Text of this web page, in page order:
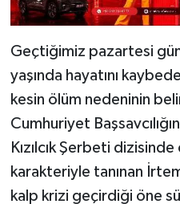
Geçtiğimiz pazartesi
yaşında hayatını
kesin ölüm nedeninin
Cumhuriyet
Kızılcık Şerbeti dizisinde
karakteriyle tanınan
kalp krizi geçirdiği öne